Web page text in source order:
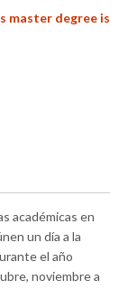
master degree is
académicas en
un día a la
el año
noviembre a